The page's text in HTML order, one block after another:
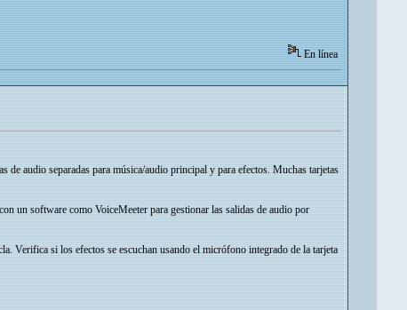
En línea
audio separadas para música/audio principal y para efectos. Muchas tarjetas
un software como VoiceMeeter para gestionar las salidas de audio por
Verifica si los efectos se escuchan usando el micrófono integrado de la tarjeta